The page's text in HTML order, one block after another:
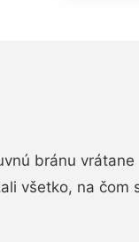
bránu vrátane
všetko, na čom